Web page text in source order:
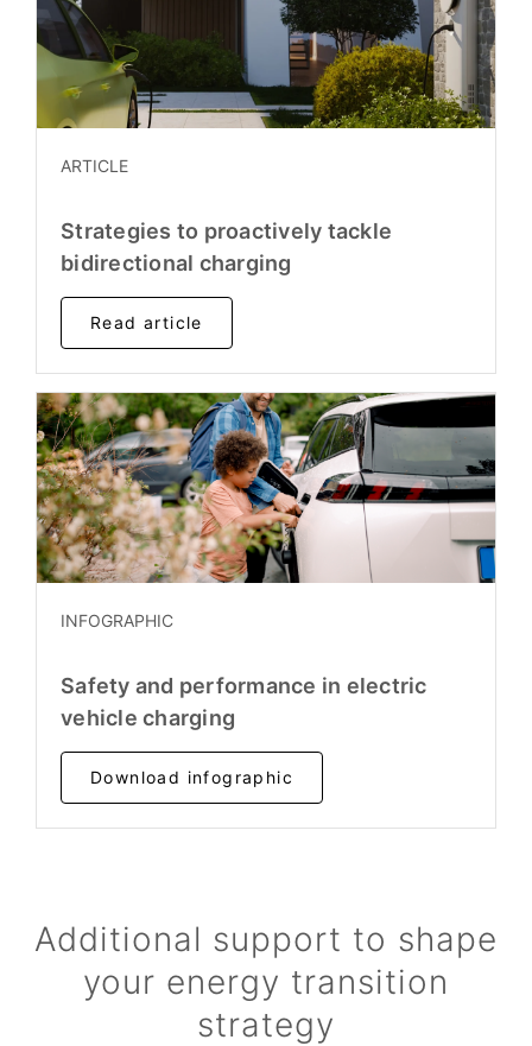
ARTICLE
Strategies to proactively tackle
bidirectional charging
Read article
INFOGRAPHIC
Safety and performance in electric
vehicle charging
Download infographic
Additional support to shape
your energy transition
strategy